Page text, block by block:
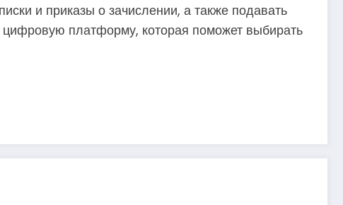
и приказы о зачислении, а также подавать
цифровую платформу, которая поможет выбирать